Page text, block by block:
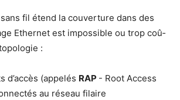
sans fil étend la cou­ver­ture dans des
Ether­net est impos­sible ou trop coû­
:
d’ac­cès (appe­lés RAP - Root Access
au réseau filaire